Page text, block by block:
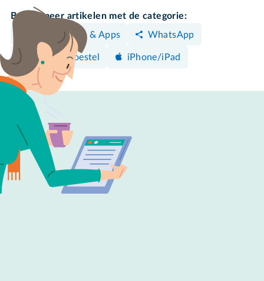
Bekijk meer artikelen met de categorie:
Programma's & Apps
WhatsApp
Android-toestel iPhone/iPad